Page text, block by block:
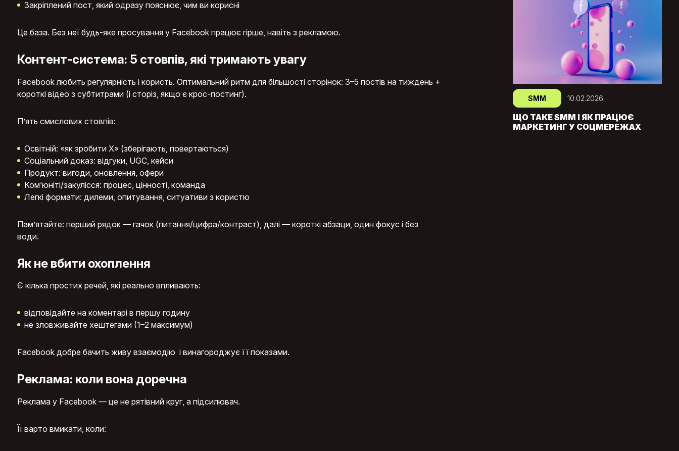
Закріплений пост, який одразу пояснює, чим ви корисні
Це база. Без неї будь-яке просування у Facebook працює гірше, навіть з рекламою.
Контент-система: 5 стовпів, які тримають увагу
Facebook любить регулярність і користь. Оптимальний ритм для більшості сторінок: 3–5 постів на тиждень +
короткі відео з субтитрами (і сторіз, якщо є крос-постинг).
П’ять смислових стовпів:
Освітній: «як зробити Х» (зберігають, повертаються)
Соціальний доказ: відгуки, UGC, кейси
Продукт: вигоди, оновлення, офери
Ком’юніті/закулісся: процес, цінності, команда
Легкі формати: дилеми, опитування, ситуативи з користю
Пам’ятайте: перший рядок — гачок (питання/цифра/контраст), далі — короткі абзаци, один фокус і без
води.
Як не вбити охоплення
Є кілька простих речей, які реально впливають:
відповідайте на коментарі в першу годину
не зловживайте хештегами (1–2 максимум)
Facebook добре бачить живу взаємодію і винагороджує її показами.
Реклама: коли вона доречна
Реклама у Facebook — це не рятівний круг, а підсилювач.
Її варто вмикати, коли:
SMM 10.02.2026
ЩО ТАКЕ SMM І ЯК ПРАЦЮЄ
МАРКЕТИНГ У СОЦМЕРЕЖАХ